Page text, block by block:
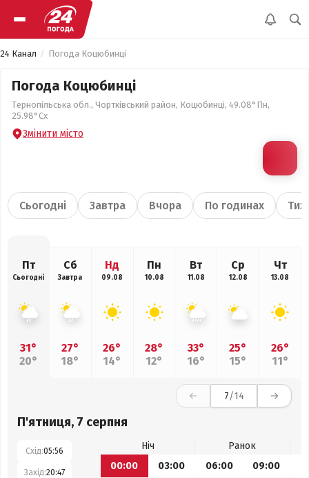
24 Канал Погода Коцюбинці
Погода Коцюбинці
Тернопільська обл., Чортківський район, Коцюбинці, 49.08°Пн,
25.98°Сх
Змінити місто
Сьогодні Завтра Вчора По годинах
Пт
Сьогодні
31°
20°
Сб
Завтра
27°
18°
Нд
09.08
26°
14°
Пн
10.08
28°
12°
Вт
11.08
33°
16°
Ср
12.08
25°
15°
Чт
13.08
26°
11°
7/14
П'ятниця, 7 серпня
Схід:05:56
Захід:20:47
Ніч
Ранок
00:00
03:00 06:00 09:00